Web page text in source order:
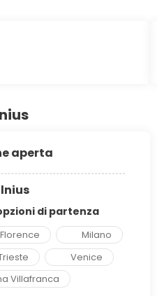
aperta
di partenza
Florence
Milano
Venice
Villafranca